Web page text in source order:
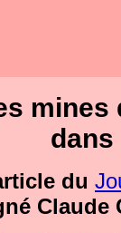
mines
dans
du
Claude